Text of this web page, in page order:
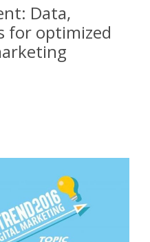
Data,
for optimized